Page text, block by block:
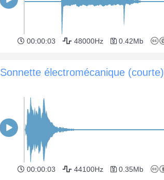
00:00:03 48000Hz 0.42Mb
Sonnette électromécanique (courte)
00:00:03 44100Hz 0.35Mb